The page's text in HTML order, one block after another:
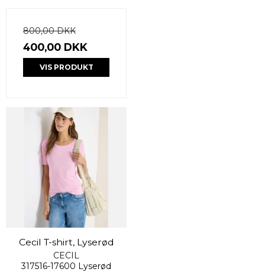
800,00 DKK
400,00 DKK
VIS PRODUKT
Cecil T-shirt, Lyserød
CECIL
317516-17600 Lyserød